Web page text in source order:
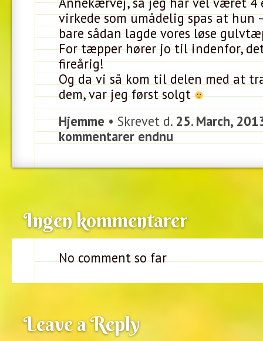
virkede som umådelig spas at hun
bare sådan lagde vores løse
For tæpper hører jo til indenfor,
fireårig!
Og da vi så kom til delen med at
dem, var jeg først solgt
Hjemme• Skrevet d.25. March,
kommentarer endnu
Ingen kommentarer
No comment so far
Leave a Reply